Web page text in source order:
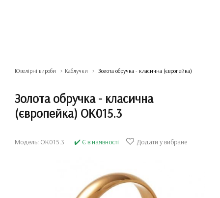
Ювелірні вироби Каблучки Золота обручка - класична (європейка)
Золота обручка - класична
(європейка) ОК015.3
Модель: ОК015.3 ✔️ Є в наявності Додати у вибране